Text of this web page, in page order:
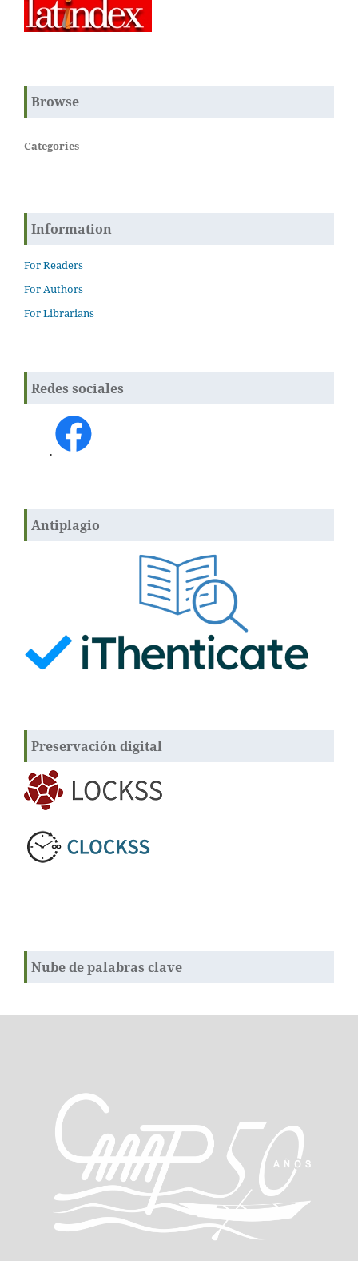
Browse
Categories
Information
For Readers
For Authors
For Librarians
Redes sociales
.
Antiplagio
Preservación digital
Nube de palabras clave